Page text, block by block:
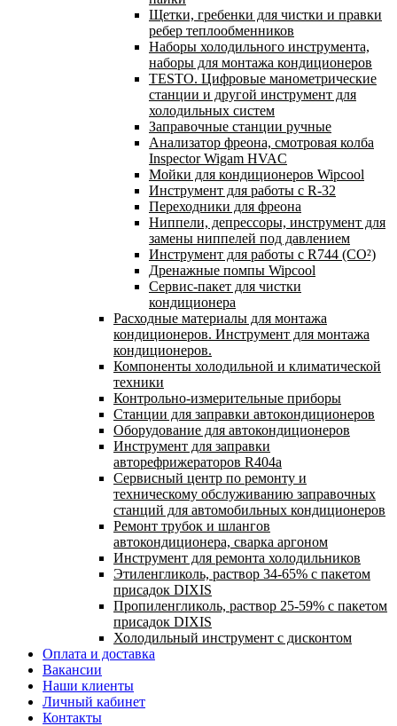
Щетки, гребенки для чистки и правки
ребер теплообменников
Наборы холодильного инструмента,
наборы для монтажа кондиционеров
TESTO. Цифровые манометрические
станции и другой инструмент для
холодильных систем
Заправочные станции ручные
Анализатор фреона, смотровая колба
Inspector Wigam HVAC
Мойки для кондиционеров Wipcool
Инструмент для работы с R-32
Переходники для фреона
Ниппели, депрессоры, инструмент для
замены ниппелей под давлением
Инструмент для работы с R744 (CO²)
Дренажные помпы Wipcool
Сервис-пакет для чистки
кондиционера
Расходные материалы для монтажа
кондиционеров. Инструмент для монтажа
кондиционеров.
Компоненты холодильной и климатической
техники
Контрольно-измерительные приборы
Станции для заправки автокондиционеров
Оборудование для автокондиционеров
Инструмент для заправки
авторефрижераторов R404a
Сервисный центр по ремонту и
техническому обслуживанию заправочных
станций для автомобильных кондиционеров
Ремонт трубок и шлангов
автокондиционера, сварка аргоном
Инструмент для ремонта холодильников
Этиленгликоль, раствор 34-65% с пакетом
присадок DIXIS
Пропиленгликоль, раствор 25-59% с пакетом
присадок DIXIS
Холодильный инструмент с дисконтом
Оплата и доставка
Вакансии
Наши клиенты
Личный кабинет
Контакты